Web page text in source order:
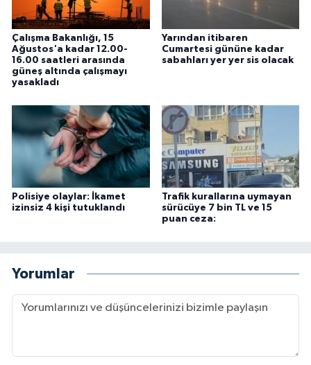
Çalışma Bakanlığı, 15
Ağustos'a kadar 12.00-
16.00 saatleri arasında
güneş altında çalışmayı
yasakladı
Yarından itibaren
Cumartesi gününe kadar
sabahları yer yer sis olacak
Polisiye olaylar: İkamet
izinsiz 4 kişi tutuklandı
Trafik kurallarına uymayan
sürücüye 7 bin TL ve 15
puan ceza:
Yorumlar